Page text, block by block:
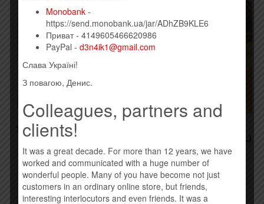
ТІК – ВЕСІЛЬНИЙ (VINYL)
Купить
(ЦВЕТНОЙ ВИНИЛ) (VINYL)
1120,00грн.
Купить
Monobank -
https://send.monobank.ua/jar/ADhZB9KLE6
Приват - 4149605466620986
PayPal - d3n4ik1@gmail.com
Слава Україні!
З повагою, Денис.
Colleagues, partners and
clients!
It was a great decade. For more than 12 years, we have
worked and communicated with a huge number of
wonderful people. Many of you have become not just
customers in an ordinary online store, but friends,
interesting interlocutors and even friends. It was a